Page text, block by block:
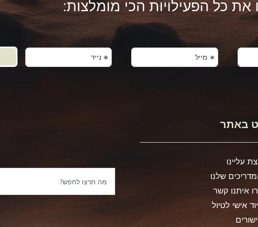
את כל הפעילויות הכי מומלצות:
באתר
עליינו
שלנו
איתנו קשר
אישי לטיול